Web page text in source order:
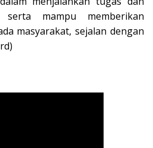
serta mampu memberikan
masyarakat, sejalan dengan